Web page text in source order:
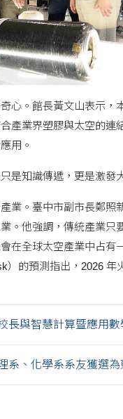
心。館長黃文山表示
產業界塑膠與太空的
用。
是知識傳遞，更是激發
業。臺中市副市長鄭
。他強調，傳統產業
在全球太空產業中占
）的預測指出，2026 年
長與智慧計算暨應用
系、化學系系友獲選